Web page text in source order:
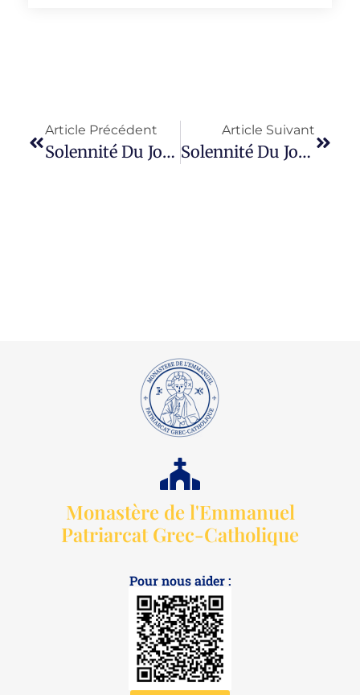
Article Précédent
Solennité Du Jour : 7 Janvier 2026 Synaxe Du Saint Et Illustre Jean Baptiste, Le Précurseur.
Article Suivant
Solennité Du Jour : 9 Janvier 2026 Octave De L’Epiphanie
Monastère de l'Emmanuel
Patriarcat Grec-Catholique
Pour nous aider :